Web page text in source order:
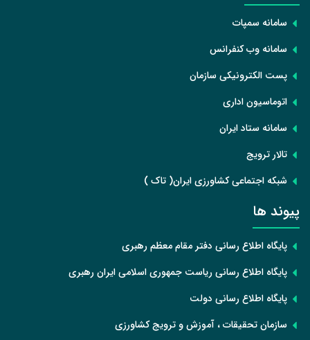
سامانه سمپات
سامانه وب کنفرانس
پست الکترونیکی سازمان
اتوماسیون اداری
سامانه ستاد ایران
تالار ترویج
شبکه اجتماعی کشاورزی ایران( تاک )
پیوند ها
پایگاه اطلاع رسانی دفتر مقام معظم رهبری
پایگاه اطلاع رسانی ریاست جمهوری اسلامی ایران رهبری
پایگاه اطلاع رسانی دولت
سازمان تحقیقات ، آموزش و ترویج کشاورزی